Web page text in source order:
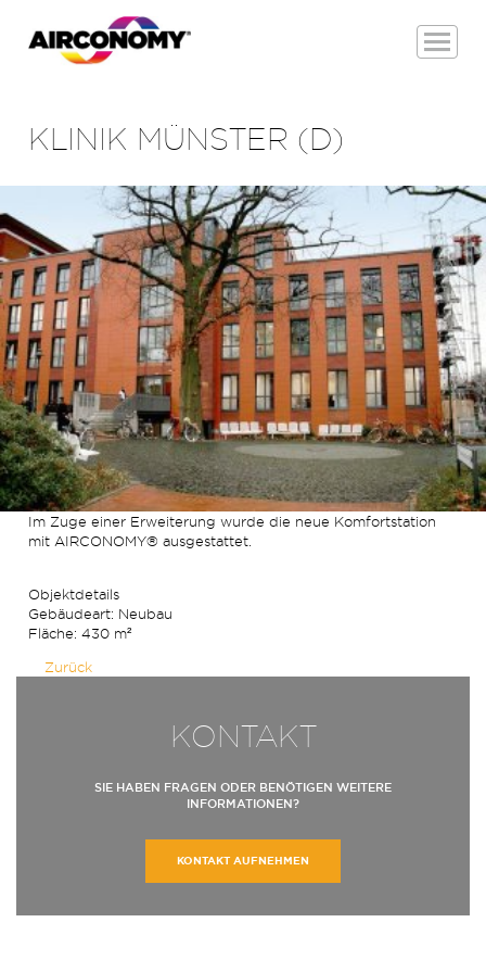
KLINIK MÜNSTER (D)
Im Zuge einer Erweiterung wurde die neue Komfortstation
mit AIRCONOMY® ausgestattet.
Objektdetails
Gebäudeart: Neubau
Fläche: 430 m²
Zurück
KONTAKT
SIE HABEN FRAGEN ODER BENÖTIGEN WEITERE
INFORMATIONEN?
KONTAKT AUFNEHMEN